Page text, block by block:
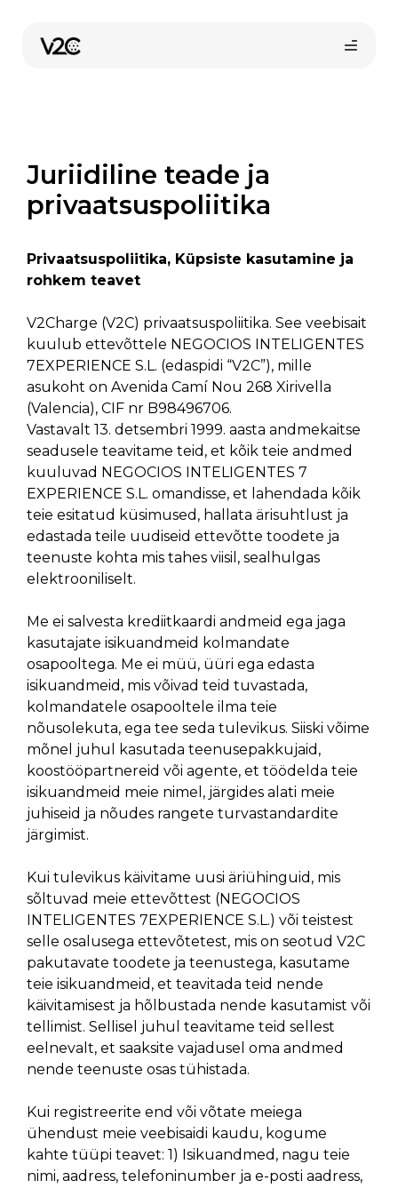
content
Juriidiline teade ja
privaatsuspoliitika
Privaatsuspoliitika, Küpsiste kasutamine ja
rohkem teavet
V2Charge (V2C) privaatsuspoliitika. See veebisait
kuulub ettevõttele NEGOCIOS INTELIGENTES
7EXPERIENCE S.L. (edaspidi “V2C”), mille
asukoht on Avenida Camí Nou 268 Xirivella
(Valencia), CIF nr B98496706.
Vastavalt 13. detsembri 1999. aasta andmekaitse
seadusele teavitame teid, et kõik teie andmed
kuuluvad NEGOCIOS INTELIGENTES 7
EXPERIENCE S.L. omandisse, et lahendada kõik
teie esitatud küsimused, hallata ärisuhtlust ja
edastada teile uudiseid ettevõtte toodete ja
teenuste kohta mis tahes viisil, sealhulgas
elektrooniliselt.
Me ei salvesta krediitkaardi andmeid ega jaga
kasutajate isikuandmeid kolmandate
osapooltega. Me ei müü, üüri ega edasta
isikuandmeid, mis võivad teid tuvastada,
kolmandatele osapooltele ilma teie
nõusolekuta, ega tee seda tulevikus. Siiski võime
mõnel juhul kasutada teenusepakkujaid,
koostööpartnereid või agente, et töödelda teie
isikuandmeid meie nimel, järgides alati meie
juhiseid ja nõudes rangete turvastandardite
järgimist.
Kui tulevikus käivitame uusi äriühinguid, mis
sõltuvad meie ettevõttest (NEGOCIOS
INTELIGENTES 7EXPERIENCE S.L.) või teistest
selle osalusega ettevõtetest, mis on seotud V2C
pakutavate toodete ja teenustega, kasutame
teie isikuandmeid, et teavitada teid nende
käivitamisest ja hõlbustada nende kasutamist või
tellimist. Sellisel juhul teavitame teid sellest
eelnevalt, et saaksite vajadusel oma andmed
nende teenuste osas tühistada.
Kui registreerite end või võtate meiega
ühendust meie veebisaidi kaudu, kogume
kahte tüüpi teavet: 1) Isikuandmed, nagu teie
nimi, aadress, telefoninumber ja e-posti aadress,